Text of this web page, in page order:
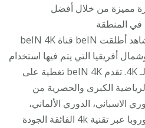
مميزة من خلال أفضل
ولإغناء التجربة التفزيونية للمشاهد أطلقت beIN قناة beIN 4K
أفريقيا التي يتم فيها استخدام
وبث البرامج المباشرة بتقنية الـ 4K. تقدم beIN 4K تغطية على
الرياضية الكبرى والحصرية من
الاسباني، الدوري الألماني،
الدور الأوروبي، دوري أبطال أوروبا عبر تقنية 4k الفائقة الجودة